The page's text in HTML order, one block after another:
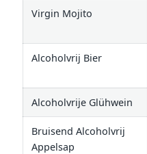
Virgin Mojito
Alcoholvrij Bier
Alcoholvrije Glühwein
Bruisend Alcoholvrij
Appelsap